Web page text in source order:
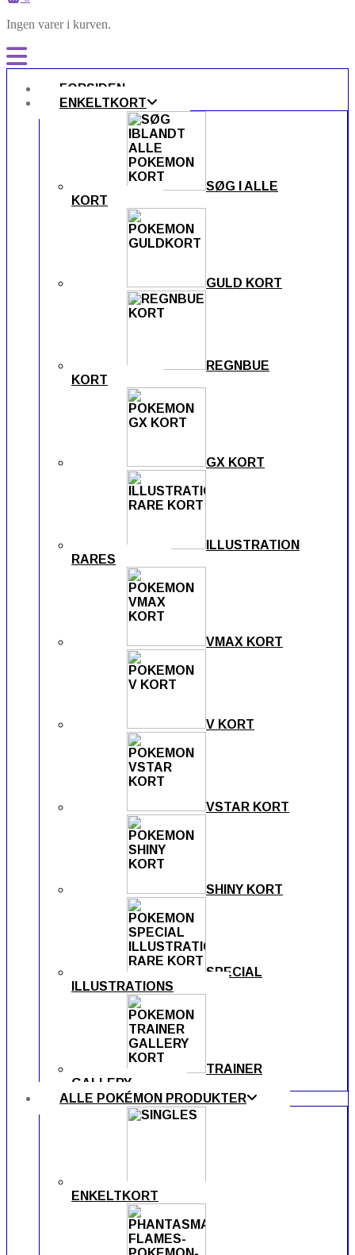
Ingen varer i kurven.
FORSIDEN
ENKELTKORT
SØG I ALLE
KORT
GULD KORT
REGNBUE
KORT
GX KORT
ILLUSTRATION
RARES
VMAX KORT
V KORT
VSTAR KORT
SHINY KORT
SPECIAL
ILLUSTRATIONS
TRAINER
GALLERY
ALLE POKÉMON PRODUKTER
ENKELTKORT